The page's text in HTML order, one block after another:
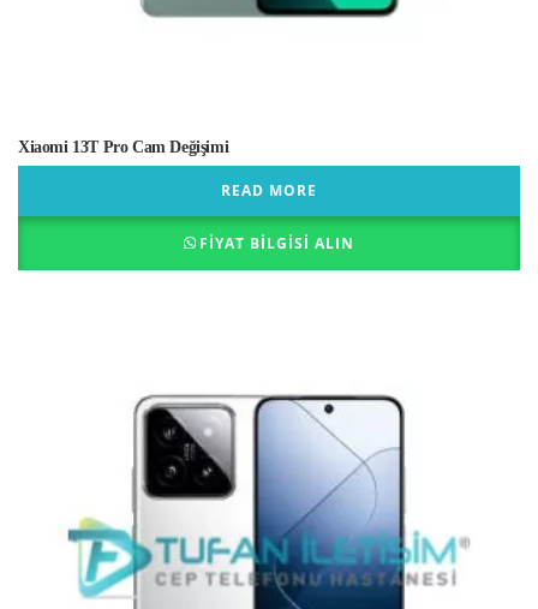
Xiaomi 13T Pro Cam Değişimi
READ MORE
FIYAT BILGISI ALIN